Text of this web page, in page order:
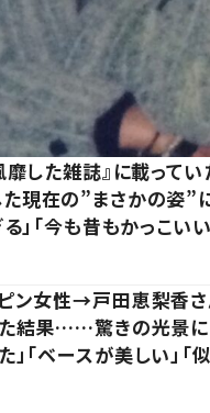
した雑誌』に載ってい
現在の”まさかの姿”
る」「今も昔もかっこい
ン女性→戸田恵梨香さ
結果……驚きの光景に
」「ベースが美しい」「似